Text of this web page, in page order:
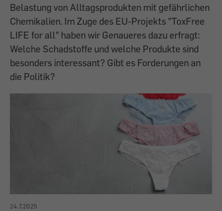
Belastung von Alltagsprodukten mit gefährlichen
Chemikalien. Im Zuge des EU-Projekts "ToxFree
LIFE for all" haben wir Genaueres dazu erfragt:
Welche Schadstoffe und welche Produkte sind
besonders interessant? Gibt es Forderungen an
die Politik?
24.7.2025